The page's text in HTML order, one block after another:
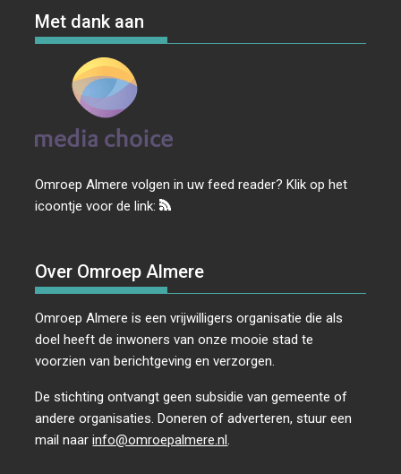
Met dank aan
Omroep Almere volgen in uw feed reader? Klik op het
icoontje voor de link:
Over Omroep Almere
Omroep Almere is een vrijwilligers organisatie die als
doel heeft de inwoners van onze mooie stad te
voorzien van berichtgeving en verzorgen.
De stichting ontvangt geen subsidie van gemeente of
andere organisaties. Doneren of adverteren, stuur een
mail naarinfo@omroepalmere.nl.